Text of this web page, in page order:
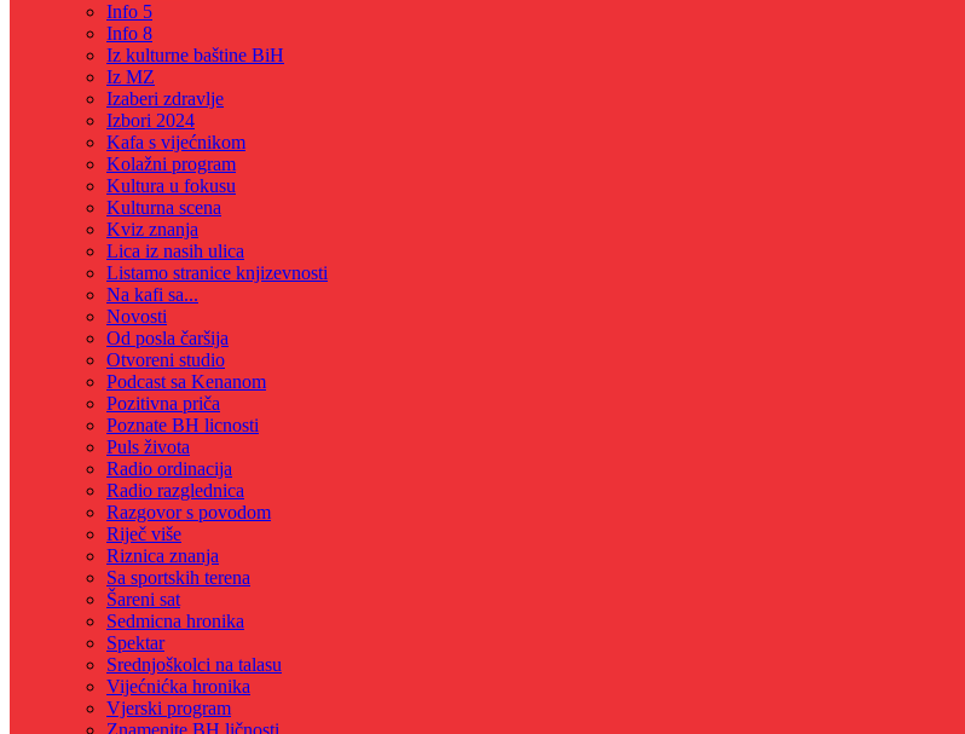
Info 5
Info 8
Iz kulturne baštine BiH
Iz MZ
Izaberi zdravlje
Izbori 2024
Kafa s vijećnikom
Kolažni program
Kultura u fokusu
Kulturna scena
Kviz znanja
Lica iz nasih ulica
Listamo stranice knjizevnosti
Na kafi sa...
Novosti
Od posla čaršija
Otvoreni studio
Podcast sa Kenanom
Pozitivna priča
Poznate BH licnosti
Puls života
Radio ordinacija
Radio razglednica
Razgovor s povodom
Riječ više
Riznica znanja
Sa sportskih terena
Šareni sat
Sedmicna hronika
Spektar
Srednjoškolci na talasu
Vijećnićka hronika
Vjerski program
Znamenite BH ličnosti